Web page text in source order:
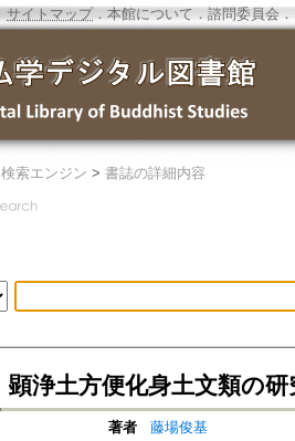
サイトマップ．本館について ． 諮問委員会 ．
検索エンジン > 書誌の詳細内容
顕浄土方便化身土文類の
著者
藤場俊基